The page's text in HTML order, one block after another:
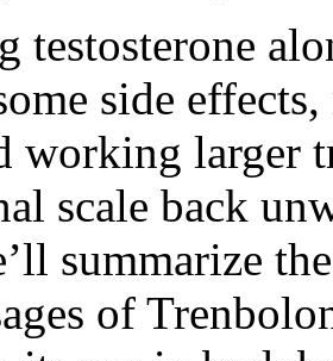
testosterone
side
working larger
scale back
summarize
of